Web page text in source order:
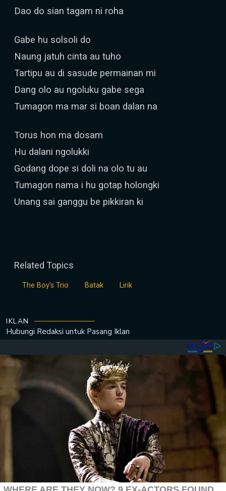
Dao do sian tagam ni roha
Gabe hu solsoli do
Naung jatuh cinta au tuho
Tartipu au di sasude permainan mi
Dang olo au ngoluku gabe sega
Tumagon ma mar si boan dalan na
Torus hon ma dosam
Hu dalani ngolukki
Godang dope si doli na olo tu au
Tumagon nama i hu gotap holongki
Unang sai ganggu be pikkiran ki
Related Topics
The Boy's Trio Batak Lirik
IKLAN
Hubungi Redaksi untuk Pasang Iklan